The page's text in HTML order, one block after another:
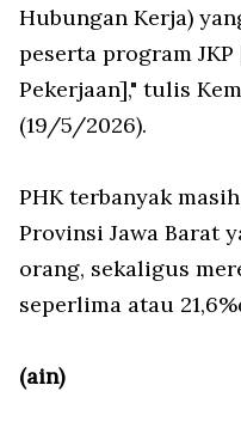
Hubungan Kerja)
peserta program
Pekerjaan]," tulis
(19/5/2026).
PHK terbanyak
Provinsi Jawa Barat
orang, sekaligus
seperlima atau
(ain)